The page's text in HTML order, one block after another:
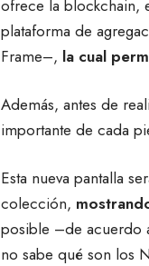
ofrece la blockchain,
plataforma de
Frame–, la cual
Además, antes de
importante de cada
Esta nueva pantalla
colección,
posible –de acuerdo
no sabe qué son los